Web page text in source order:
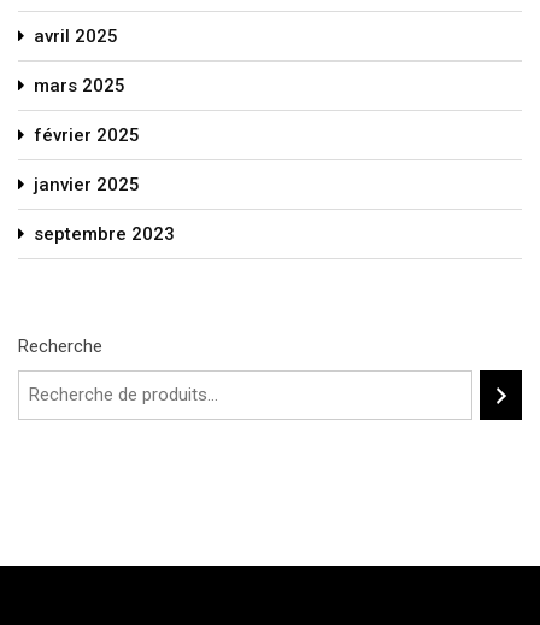
avril 2025
mars 2025
février 2025
janvier 2025
septembre 2023
Recherche